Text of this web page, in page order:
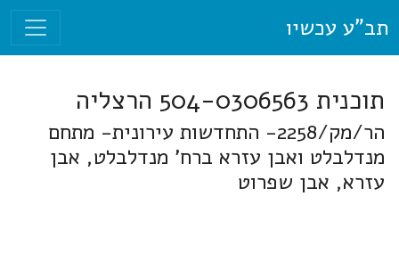
תב"ע עכשיו
תוכנית 504-0306563 הרצליה
הר/מק/2258- התחדשות עירונית- מתחם
מנדלבלט ואבן עזרא ברח' מנדלבלט, אבן
עזרא, אבן שפרוט